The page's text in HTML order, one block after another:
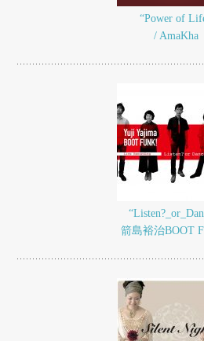
“Power of
/ AmaKha
箭島裕治BOOT